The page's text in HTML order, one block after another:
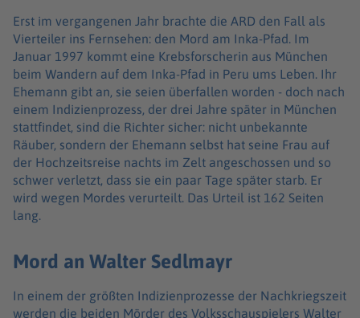
Erst im vergangenen Jahr brachte die ARD den Fall als
Vierteiler ins Fernsehen: den Mord am Inka-Pfad. Im
Januar 1997 kommt eine Krebsforscherin aus München
beim Wandern auf dem Inka-Pfad in Peru ums Leben. Ihr
Ehemann gibt an, sie seien überfallen worden - doch nach
einem Indizienprozess, der drei Jahre später in München
stattfindet, sind die Richter sicher: nicht unbekannte
Räuber, sondern der Ehemann selbst hat seine Frau auf
der Hochzeitsreise nachts im Zelt angeschossen und so
schwer verletzt, dass sie ein paar Tage später starb. Er
wird wegen Mordes verurteilt. Das Urteil ist 162 Seiten
lang.
Mord an Walter Sedlmayr
In einem der größten Indizienprozesse der Nachkriegszeit
werden die beiden Mörder des Volksschauspielers Walter